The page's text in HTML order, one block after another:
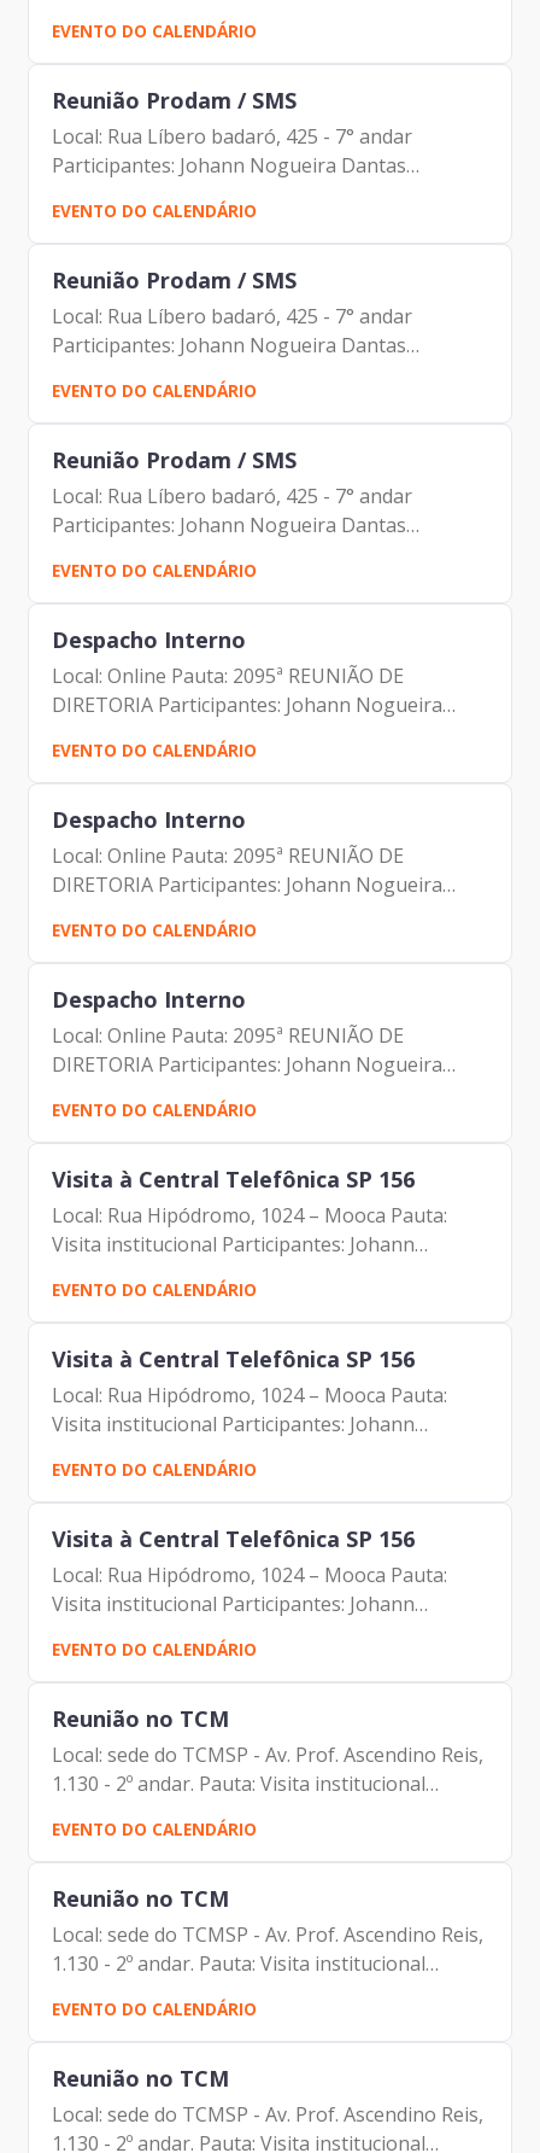
Nogueira Dantas Maria Aparecida Lima Souza
Rocha Aparecido Trindade de Melo Fernando
Gonçalves Eder Marcelino da...
EVENTO DO CALENDÁRIO
Reunião Prodam / SMS
Local: Rua Líbero badaró, 425 - 7° andar
Participantes: Johann Nogueira Dantas
(Prodam) Alberto Campos Ribeiro Felipe Soares
Neves Leandro de Souza Zan
EVENTO DO CALENDÁRIO
Reunião Prodam / SMS
Local: Rua Líbero badaró, 425 - 7° andar
Participantes: Johann Nogueira Dantas
(Prodam) Alberto Campos Ribeiro Felipe Soares
Neves Leandro de Souza Zan
EVENTO DO CALENDÁRIO
Reunião Prodam / SMS
Local: Rua Líbero badaró, 425 - 7° andar
Participantes: Johann Nogueira Dantas
(Prodam) Alberto Campos Ribeiro Felipe Soares
Neves Leandro de Souza Zan
EVENTO DO CALENDÁRIO
Despacho Interno
Local: Online Pauta: 2095ª REUNIÃO DE
DIRETORIA Participantes: Johann Nogueira
Dantas Marcio Rodrigues Pereira Mendes
Luciano de Azevedo Farias Ferreira Antonio
Celso de Paula Albuquerque Filho...
EVENTO DO CALENDÁRIO
Despacho Interno
Local: Online Pauta: 2095ª REUNIÃO DE
DIRETORIA Participantes: Johann Nogueira
Dantas Marcio Rodrigues Pereira Mendes
Luciano de Azevedo Farias Ferreira Antonio
Celso de Paula Albuquerque Filho...
EVENTO DO CALENDÁRIO
Despacho Interno
Local: Online Pauta: 2095ª REUNIÃO DE
DIRETORIA Participantes: Johann Nogueira
Dantas Marcio Rodrigues Pereira Mendes
Luciano de Azevedo Farias Ferreira Antonio
Celso de Paula Albuquerque Filho...
EVENTO DO CALENDÁRIO
Visita à Central Telefônica SP 156
Local: Rua Hipódromo, 1024 – Mooca Pauta:
Visita institucional Participantes: Johann
Nogueira Dantas Rubens Rizek Juan Quirós
Vivian Satiro
EVENTO DO CALENDÁRIO
Visita à Central Telefônica SP 156
Local: Rua Hipódromo, 1024 – Mooca Pauta:
Visita institucional Participantes: Johann
Nogueira Dantas Rubens Rizek Juan Quirós
Vivian Satiro
EVENTO DO CALENDÁRIO
Visita à Central Telefônica SP 156
Local: Rua Hipódromo, 1024 – Mooca Pauta:
Visita institucional Participantes: Johann
Nogueira Dantas Rubens Rizek Juan Quirós
Vivian Satiro
EVENTO DO CALENDÁRIO
Reunião no TCM
Local: sede do TCMSP - Av. Prof. Ascendino Reis,
1.130 - 2º andar. Pauta: Visita institucional
Participantes: Johann Nogueira Dantas
(Prodam) Carolina Magnani Hiromoto (Prodam)
Dr. João Antonio da...
EVENTO DO CALENDÁRIO
Reunião no TCM
Local: sede do TCMSP - Av. Prof. Ascendino Reis,
1.130 - 2º andar. Pauta: Visita institucional
Participantes: Johann Nogueira Dantas
(Prodam) Carolina Magnani Hiromoto (Prodam)
Dr. João Antonio da...
EVENTO DO CALENDÁRIO
Reunião no TCM
Local: sede do TCMSP - Av. Prof. Ascendino Reis,
1.130 - 2º andar. Pauta: Visita institucional